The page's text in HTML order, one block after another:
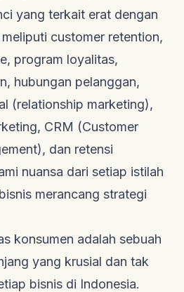
yang terkait erat dengan
customer retention,
, program loyalitas,
hubungan pelanggan,
(relationship marketing),
, CRM (Customer
dan retensi
nuansa dari setiap istilah
merancang strategi
konsumen adalah sebuah
yang krusial dan tak
bisnis di Indonesia.